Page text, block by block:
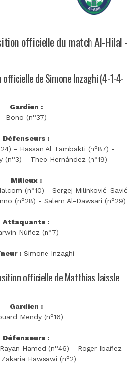
officielle du match Al-Hilal -
de Simone Inzaghi (4-1-4-
Gardien :
Bono (n°37)
Défenseurs :
- Hassan Al Tambakti (n°87) -
(n°3) - Theo Hernández (n°19)
Milieux :
(n°10) - Sergej Milinković-Savić
(n°28) - Salem Al-Dawsari (n°29)
Attaquants :
Núñez (n°7)
:Simone Inzaghi
officielle de Matthias Jaissle
Gardien :
Mendy (n°16)
Défenseurs :
Hamed (n°46) - Roger Ibañez
Hawsawi (n°2)